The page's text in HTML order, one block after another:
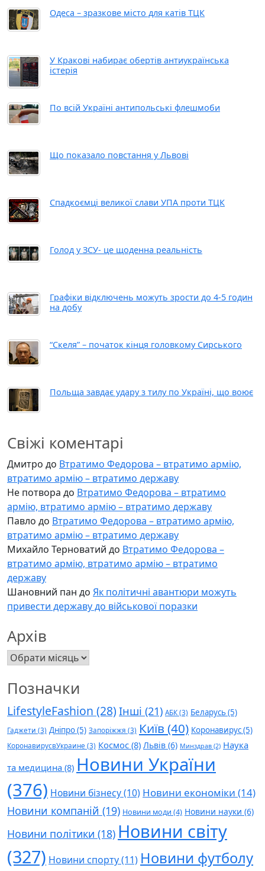
Одеса – зразкове місто для катів ТЦК
У Кракові набирає обертів антиукраїнська
істерія
По всій Україні антипольські флешмоби
Що показало повстання у Львові
Спадкоємці великої слави УПА проти ТЦК
Голод у ЗСУ- це щоденна реальність
Графіки відключень можуть зрости до 4-5 годин
на добу
“Скеля” – початок кінця головкому Сирського
Польща завдає удару з тилу по Україні, що воює
Свіжі коментарі
Дмитро до Втратимо Федорова – втратимо армію,
втратимо армію – втратимо державу
Не потвора до Втратимо Федорова – втратимо
армію, втратимо армію – втратимо державу
Павло до Втратимо Федорова – втратимо армію,
втратимо армію – втратимо державу
Михайло Терноватий до Втратимо Федорова –
втратимо армію, втратимо армію – втратимо
державу
Шановний пан до Як політичні авантюри можуть
привести державу до військової поразки
Архів
Архів
Позначки
LifestyleFashion (28) Інші (21) АБК(3) Беларусь(5)
Гаджети (3) Дніпро(5) Запоріжжя (3) Київ (40) Коронавирус(5)
КоронавирусвУкраине (3) Космос (8) Львів (6) Минздрав (2) Наука
та медицина (8) Новини України
(376) Новини бізнесу(10) Новини економіки (14)
Новини компаній (19) Новини моди (4) Новини науки (6)
Новини політики (18) Новини світу
(327) Новини спорту(11) Новини футболу